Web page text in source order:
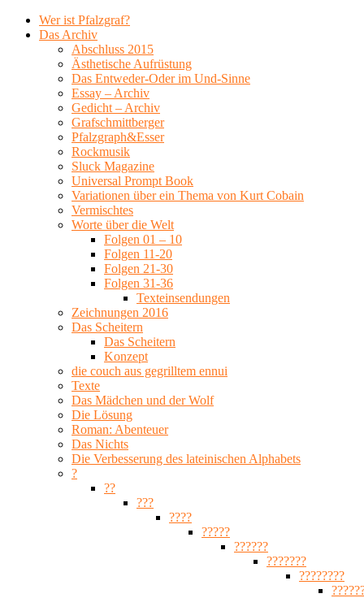
Wer ist Pfalzgraf?
Das Archiv
Abschluss 2015
Ästhetische Aufrüstung
Das Entweder-Oder im Und-Sinne
Essay – Archiv
Gedicht – Archiv
Grafschmittberger
Pfalzgraph&Esser
Rockmusik
Sluck Magazine
Universal Prompt Book
Variationen über ein Thema von Kurt Cobain
Vermischtes
Worte über die Welt
Folgen 01 – 10
Folgen 11-20
Folgen 21-30
Folgen 31-36
Texteinsendungen
Zeichnungen 2016
Das Scheitern
Das Scheitern
Konzept
die couch aus gegrilltem ennui
Texte
Das Mädchen und der Wolf
Die Lösung
Roman: Abenteuer
Das Nichts
Die Verbesserung des lateinischen Alphabets
?
??
???
????
?????
??????
???????
????????